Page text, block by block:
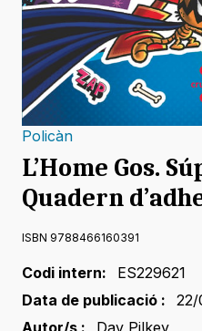
Policàn
L’Home Gos.
Quadern
ISBN 9788466160391
Codi intern:
ES229621
Data de publicació :
22/
Autor/s :
Dav Pilkey